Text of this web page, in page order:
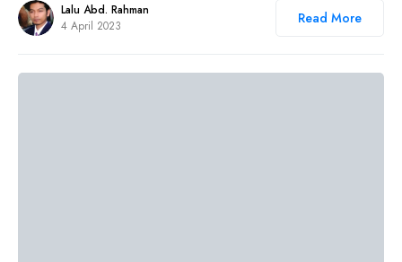
Lalu Abd. Rahman
4 April 2023
Read More